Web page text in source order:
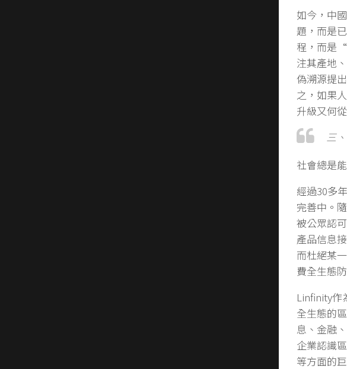
如今，中
題，而是
程，而是
注其產地
偽溯源提
之，如果
升級又何
三、
社會總是
經過30多
完善中。
被公眾認
產品信息
而杜絕某
費全生態
Linfinity作
全生態的
息、金融
企業認識
等方面的